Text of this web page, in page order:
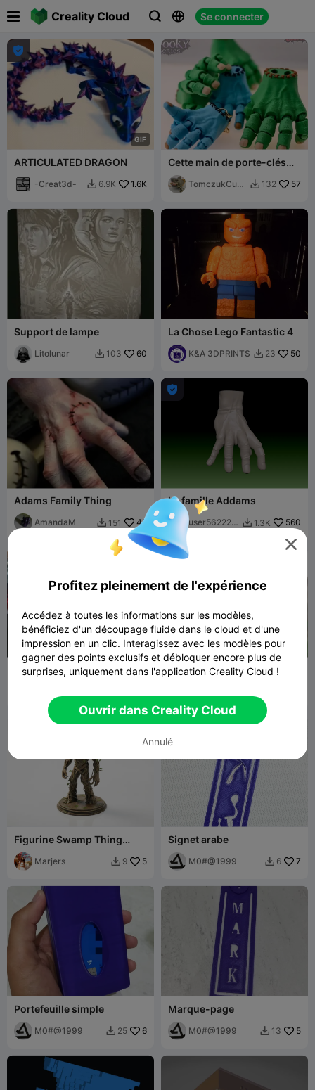
Creality Cloud   Se connecter
 
GIF

ARTICULATED DRAGON
-Creat3d-  6.9K 1.6K
Cette main de porte-clés
effrayante
TomczukCust
 132 57
Support de lampe
Litolunar  103 60
La Chose Lego Fantastic 4
K&A 3DPRINTS  23 50
Adams Family Thing
AmandaM  151 45

La famille Addams
user562225
 1.3K 560
La Chose de la Famille
Addams, mais en pot à
GoPro stuff NOT MINE-
REUPLOAD
Figurine Swamp Thing
Groot Marvel imprimable
en 3DMarjers  9 5
Signet arabe
M0#@1999  6 7
Portefeuille simple
M0#@1999  25 6
Marque-page
M0#@1999  13 5

Profitez pleinement de l'expérience
Accédez à toutes les informations sur les modèles,
bénéficiez d'un découpage fluide dans le cloud et d'une
impression en un clic. Interagissez avec les modèles pour
gagner des points exclusifs et débloquer encore plus de
surprises, uniquement dans l'application Creality Cloud !
Ouvrir dans Creality Cloud
Annulé